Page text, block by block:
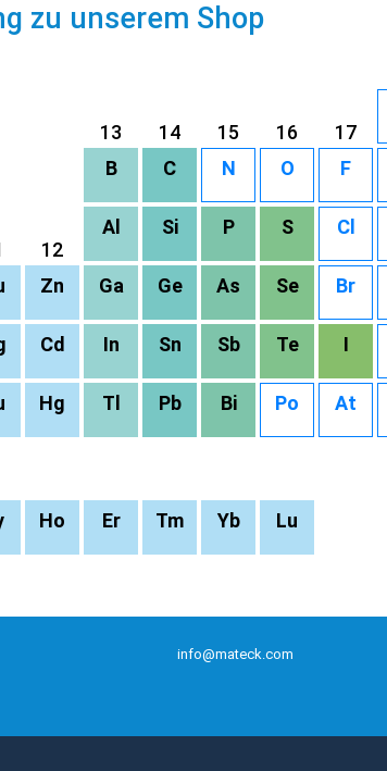
zu unserem Shop
13 14 15 16 17
B C N O F
12
Al Si P S Cl
Zn Ga Ge As Se Br
Cd In Sn Sb Te I
Hg Tl Pb Bi Po At
Ho Er Tm Yb Lu
info@mateck.com